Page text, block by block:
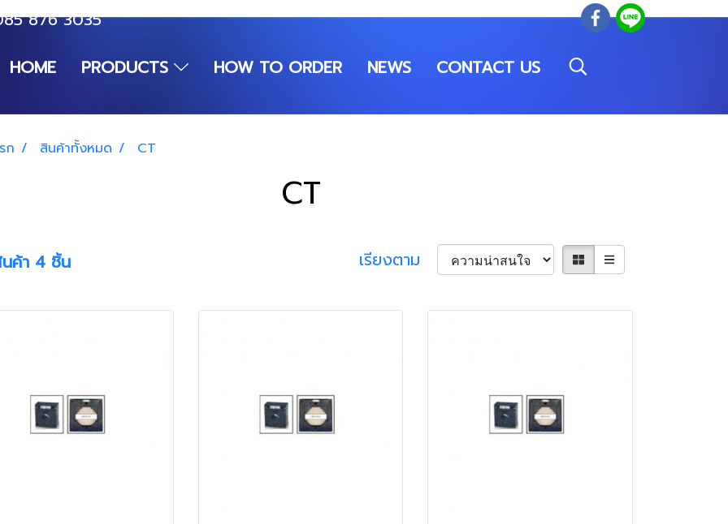
876 3035
HOME
PRODUCTS HOW TO ORDER NEWS CONTACT US
ก สินค้าทั้งหมด CT
CT
ค้า 4 ชิ้น เรียงตาม